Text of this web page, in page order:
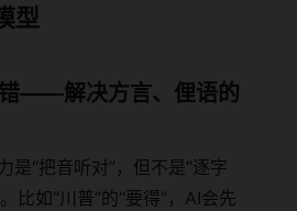
型
——解决方言、俚语的
是“把音听对”，但不是“逐字
比如“川普”的“要得”，AI会先